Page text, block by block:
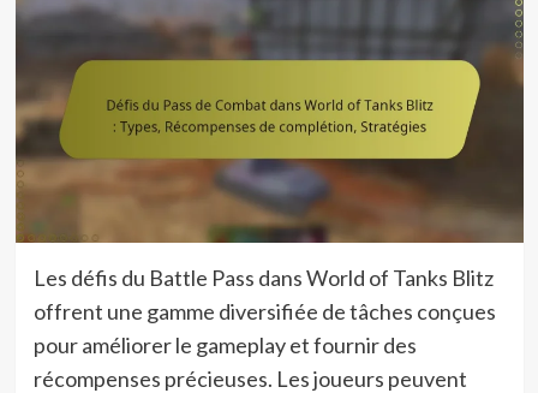
Les défis du Battle Pass dans World of Tanks Blitz
offrent une gamme diversifiée de tâches conçues
pour améliorer le gameplay et fournir des
récompenses précieuses. Les joueurs peuvent